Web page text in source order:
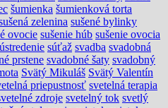
šumienka šumienková torta
zelenina sušené bylinky
ovocie sušenie húb sušenie ovocia
súťaž svadba svadobná
prstene svadobné šaty svadobný
Svätý Mikuláš Svätý Valentín
priepustnosť svetelná terapia
zdroje svetelný tok svetlý